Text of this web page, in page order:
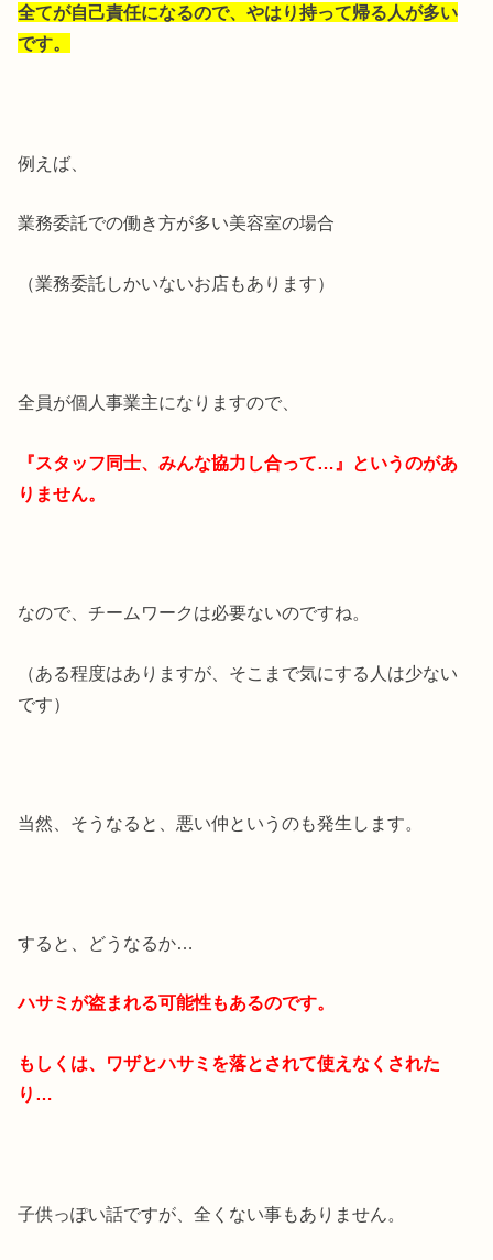
全てが自己責任になるので、やはり持って帰る人が多い
です。
例えば、
業務委託での働き方が多い美容室の場合
（業務委託しかいないお店もあります）
全員が個人事業主になりますので、
『スタッフ同士、みんな協力し合って…』というのがあ
りません。
なので、チームワークは必要ないのですね。
（ある程度はありますが、そこまで気にする人は少ない
です）
当然、そうなると、悪い仲というのも発生します。
すると、どうなるか…
ハサミが盗まれる可能性もあるのです。
もしくは、ワザとハサミを落とされて使えなくされた
り…
子供っぽい話ですが、全くない事もありません。